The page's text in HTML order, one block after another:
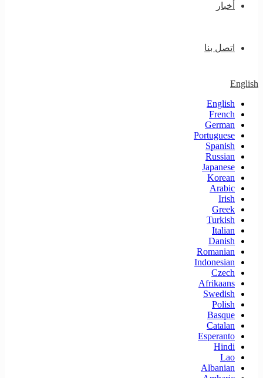
أخبار
اتصل بنا
English
English
French
German
Portuguese
Spanish
Russian
Japanese
Korean
Arabic
Irish
Greek
Turkish
Italian
Danish
Romanian
Indonesian
Czech
Afrikaans
Swedish
Polish
Basque
Catalan
Esperanto
Hindi
Lao
Albanian